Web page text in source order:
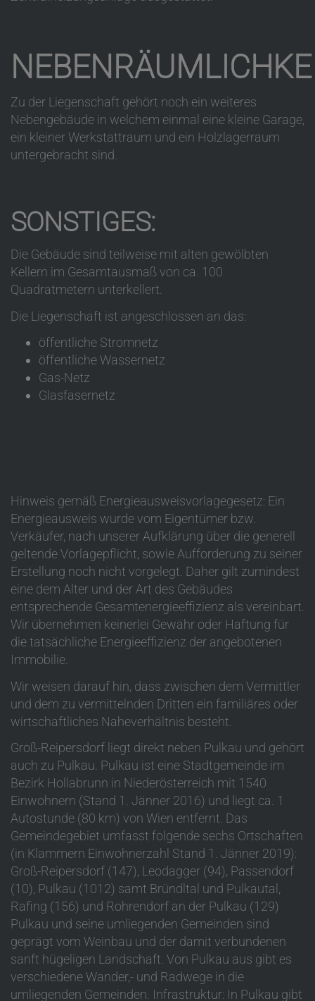
Zu der Liegenschaft gehört noch ein weiteres
Nebengebäude in welchem einmal eine kleine Garage,
ein kleiner Werkstattraum und ein Holzlagerraum
untergebracht sind.
SONSTIGES:
Die Gebäude sind teilweise mit alten gewölbten
Kellern im Gesamtausmaß von ca. 100
Quadratmetern unterkellert.
Die Liegenschaft ist angeschlossen an das:
öffentliche Stromnetz
öffentliche Wassernetz
Gas-Netz
Glasfasernetz
Hinweis gemäß Energieausweisvorlagegesetz: Ein
Energieausweis wurde vom Eigentümer bzw.
Verkäufer, nach unserer Aufklärung über die generell
geltende Vorlagepflicht, sowie Aufforderung zu seiner
Erstellung noch nicht vorgelegt. Daher gilt zumindest
eine dem Alter und der Art des Gebäudes
entsprechende Gesamtenergieeffizienz als vereinbart.
Wir übernehmen keinerlei Gewähr oder Haftung für
die tatsächliche Energieeffizienz der angebotenen
Immobilie.
Wir weisen darauf hin, dass zwischen dem Vermittler
und dem zu vermittelnden Dritten ein familiäres oder
wirtschaftliches Naheverhältnis besteht.
Groß-Reipersdorf liegt direkt neben Pulkau und gehört
auch zu Pulkau. Pulkau ist eine Stadtgemeinde im
Bezirk Hollabrunn in Niederösterreich mit 1540
Einwohnern (Stand 1. Jänner 2016) und liegt ca. 1
Autostunde (80 km) von Wien entfernt. Das
Gemeindegebiet umfasst folgende sechs Ortschaften
(in Klammern Einwohnerzahl Stand 1. Jänner 2019):
Groß-Reipersdorf (147), Leodagger (94), Passendorf
(10), Pulkau (1012) samt Bründltal und Pulkautal,
Rafing (156) und Rohrendorf an der Pulkau (129)
Pulkau und seine umliegenden Gemeinden sind
geprägt vom Weinbau und der damit verbundenen
sanft hügeligen Landschaft. Von Pulkau aus gibt es
verschiedene Wander,- und Radwege in die
umliegenden Gemeinden. Infrastruktur: In Pulkau gibt